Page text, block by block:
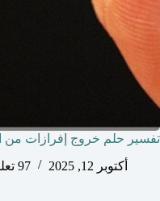
تفسير حلم خروج إفرازات من
أكتوبر 12, 2025
97 تعليقات